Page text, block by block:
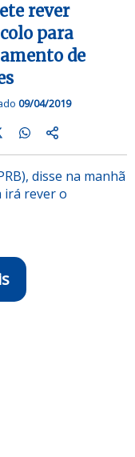
rever
para
de
09/04/2019
disse na manhã
irá rever o